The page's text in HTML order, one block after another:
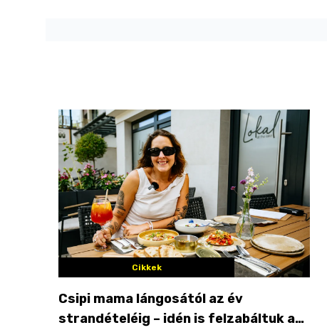
Cikkek
Csipi mama lángosától az év
strandételéig – idén is felzabáltuk a